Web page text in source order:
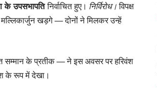
के उपसभापतिनिर्वाचित हुए। निर्विरोध।विपक्ष
खड़गे — दोनों ने मिलकर उन्हें
के प्रतीक — ने इस अवसर पर हरिवंश
के रूप में देखा।